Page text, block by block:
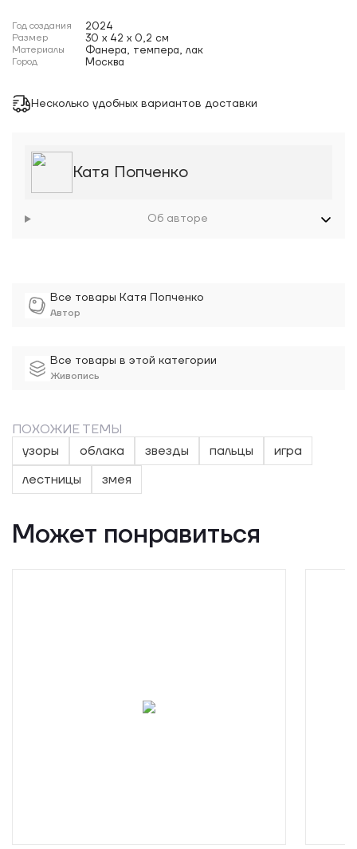
Год создания 2024
Размер 30 x 42 x 0,2 см
Материалы Фанера, темпера, лак
Город Москва
Несколько удобных вариантов доставки
Все товары Катя Попченко
Автор
Все товары в этой категории
Живопись
Катя Попченко
Об авторе
ПОХОЖИЕ ТЕМЫ
узоры
облака звезды пальцы
игра
лестницы
змея
Может понравиться